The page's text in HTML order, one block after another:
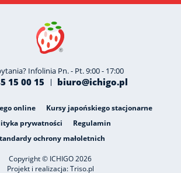
Infolinia Pn. - Pt. 9:00 - 17:00
15 00 15 biuro@ichigo.pl
online
Kursy japońskiego stacjonarne
prywatności
Regulamin
ochrony małoletnich
Copyright © ICHIGO 2026
Projekt i realizacja:Triso.pl